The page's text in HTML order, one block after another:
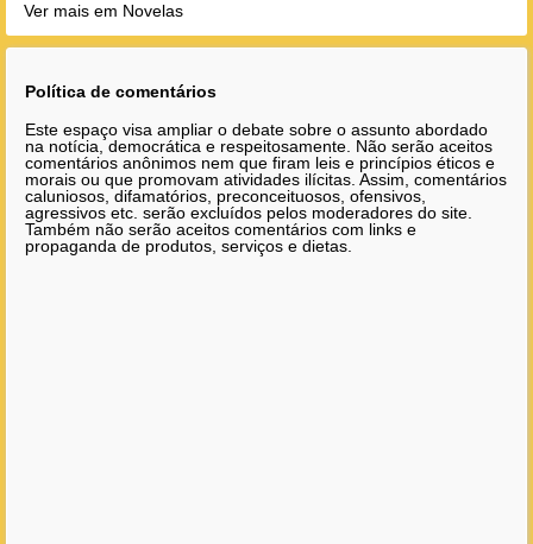
Ver mais em Novelas
Política de comentários
Este espaço visa ampliar o debate sobre o assunto abordado
na notícia, democrática e respeitosamente. Não serão aceitos
comentários anônimos nem que firam leis e princípios éticos e
morais ou que promovam atividades ilícitas. Assim, comentários
caluniosos, difamatórios, preconceituosos, ofensivos,
agressivos etc. serão excluídos pelos moderadores do site.
Também não serão aceitos comentários com links e
propaganda de produtos, serviços e dietas.